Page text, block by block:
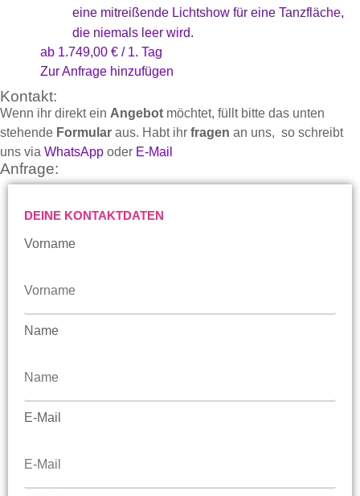
eine mitreißende Lichtshow für eine Tanzfläche,
die niemals leer wird.
ab 1.749,00 € / 1. Tag
Zur Anfrage hinzufügen
Kontakt:
Wenn ihr direkt ein Angebot möchtet, füllt bitte das unten
stehende Formular aus. Habt ihr fragen an uns, so schreibt
uns via WhatsApp oder E-Mail
Anfrage:
DEINE KONTAKTDATEN
Vorname
Name
E-Mail